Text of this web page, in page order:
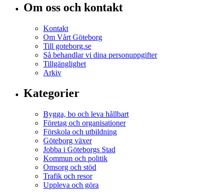
Om oss och kontakt
Kontakt
Om Vårt Göteborg
Till goteborg.se
Så behandlar vi dina personuppgifter
Tillgänglighet
Arkiv
Kategorier
Bygga, bo och leva hållbart
Företag och organisationer
Förskola och utbildning
Göteborg växer
Jobba i Göteborgs Stad
Kommun och politik
Omsorg och stöd
Trafik och resor
Uppleva och göra